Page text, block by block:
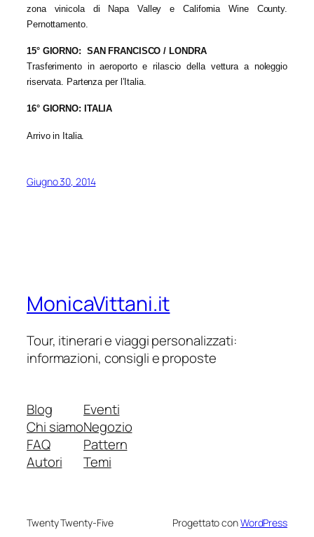
zona vinicola di Napa Valley e California Wine County.
Pernottamento.
15° GIORNO: SAN FRANCISCO / LONDRA
Trasferimento in aeroporto e rilascio della vettura a noleggio
riservata. Partenza per l’Italia.
16° GIORNO: ITALIA
Arrivo in Italia.
Giugno 30, 2014
MonicaVittani.it
Tour, itinerari e viaggi personalizzati:
informazioni, consigli e proposte
Blog
Chi siamo
FAQ
Autori
Eventi
Negozio
Pattern
Temi
Twenty Twenty-Five Progettato conWordPress